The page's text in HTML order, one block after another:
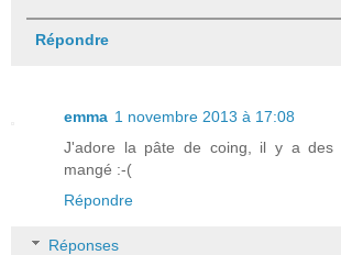
Répondre
emma 1 novembre 2013 à 17:08
J'adore la pâte de coing, il y a des
mangé :-(
Répondre
Réponses